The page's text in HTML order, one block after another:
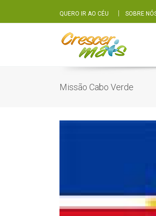
QUERO IR AO CÉU SOBRE
Missão Cabo Verde